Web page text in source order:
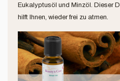
Eukalyptusöl und Minzöl. Dieser
hilft Ihnen, wieder frei zu atmen.